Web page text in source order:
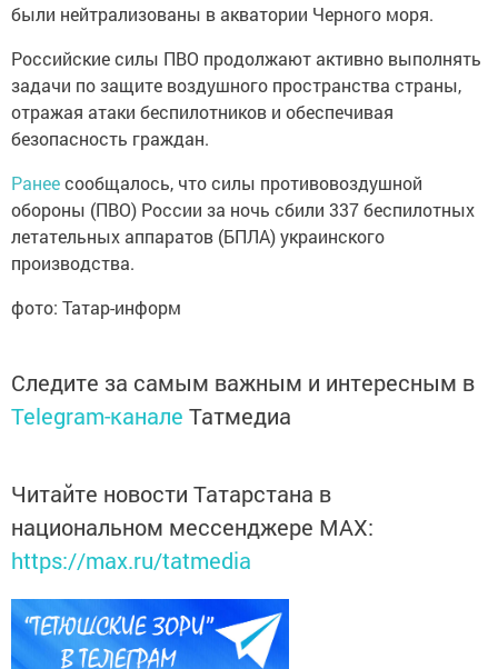
были нейтрализованы в акватории Черного моря.
Российские силы ПВО продолжают активно выполнять
задачи по защите воздушного пространства страны,
отражая атаки беспилотников и обеспечивая
безопасность граждан.
Ранеесообщалось, что силы противовоздушной
обороны (ПВО) России за ночь сбили 337 беспилотных
летательных аппаратов (БПЛА) украинского
производства.
фото: Татар-информ
Следите за самым важным и интересным в
Telegram-канале Татмедиа
Читайте новости Татарстана в
национальном мессенджере MАХ:
https://max.ru/tatmedia